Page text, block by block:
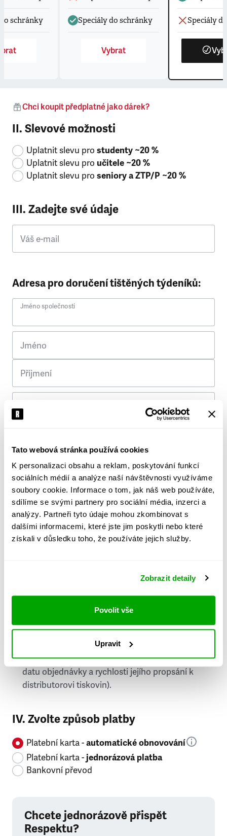
Tato webová stránka používá cookies
K personalizaci obsahu a reklam, poskytování funkcí
sociálních médií a analýze naší návštěvnosti využíváme
soubory cookie. Informace o tom, jak náš web používáte,
sdílíme se svými partnery pro sociální média, inzerci a
analýzy. Partneři tyto údaje mohou zkombinovat s
dalšími informacemi, které jste jim poskytli nebo které
získali v důsledku toho, že používáte jejich služby.
Zobrazit detaily
Povolit vše
Upravit
schránky Speciály do schránky
Vybrat
Speciály
Chci koupit předplatné jako dárek?
II. Slevové možnosti
Uplatnit slevu pro studenty ~20 %
Uplatnit slevu pro učitele ~20 %
Uplatnit slevu pro seniory a ZTP/P ~20 %
III. Zadejte své údaje
Váš e-mail
Adresa pro doručení tištěných týdeníků:
Jméno společnosti
Jméno
Příjmení
Ulice
Město
PSČ
Stát
doručování týdeníku Respekt v tištěné verzi, na
první vydání ve vaší schránce se můžete těšit
příští, nejpozději přespříští týden (v závislosti na
datu objednávky a rychlosti jejího propsání k
distributorovi tiskovin).
IV. Zvolte způsob platby
Platební karta -automatické obnovování
Platební karta -jednorázová platba
Bankovní převod
Chcete jednorázově přispět
Respektu?